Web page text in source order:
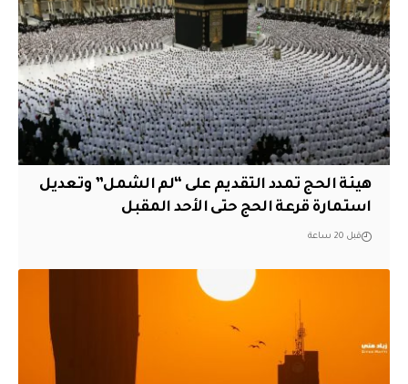
هيئة الحج تمدد التقديم على “لم الشمل” وتعديل
استمارة قرعة الحج حتى الأحد المقبل
قبل 20 ساعة